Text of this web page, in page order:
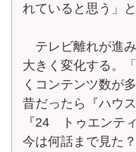
れていると思う」
テレビ離れが進
大きく変化する。
くコンテンツ数が
昔だったら『ハウ
『24 トゥエンテ
今は何話まで見た